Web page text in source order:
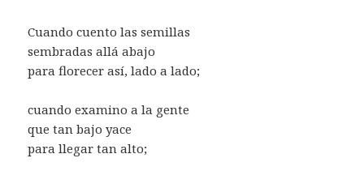
Cuando cuento las semillas
sembradas allá abajo
para florecer así, lado a lado;
cuando examino a la gente
que tan bajo yace
para llegar tan alto;